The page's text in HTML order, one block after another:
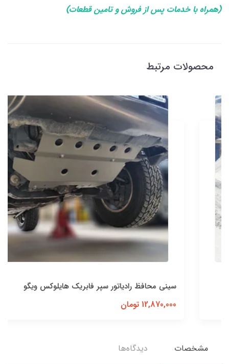
(همراه با خدمات پس از فروش و تامین قطعات)
محصولات مرتبط
سینی محافظ رادیاتور سپر فابریک هایلوکس ویگو
12,870,000 تومان
مشخصات دیدگاه‌ها